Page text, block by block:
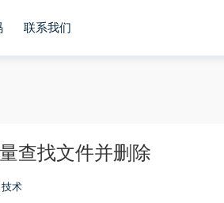
联系我们
查找文件并删除
技术